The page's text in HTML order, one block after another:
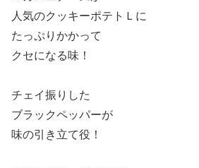
人気のクッキーポテトＬに
たっぷりかかって
クセになる味！
チェイ振りした
ブラックペッパーが
味の引き立て役！